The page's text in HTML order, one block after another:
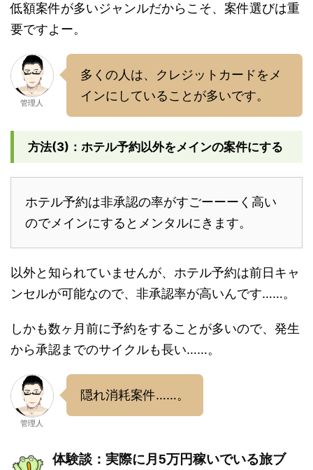
低額案件が多いジャンルだからこそ、案件選びは重
要ですよー。
管理人
多くの人は、クレジットカードをメ
インにしていることが多いです。
方法(3)：ホテル予約以外をメインの案件にする
ホテル予約は非承認の率がすごーーーく高い
のでメインにするとメンタルにきます。
以外と知られていませんが、ホテル予約は前日キャ
ンセルが可能なので、非承認率が高いんです……。
しかも数ヶ月前に予約をすることが多いので、発生
から承認までのサイクルも長い……。
管理人
隠れ消耗案件……。
体験談：実際に月5万円稼いでいる旅ブ